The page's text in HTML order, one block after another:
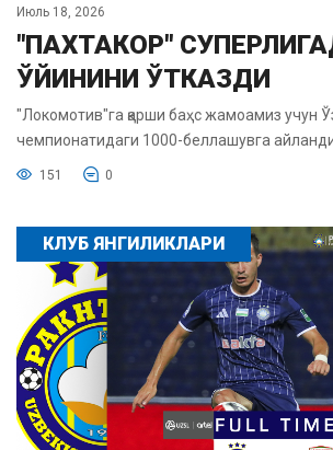
Июль 18, 2026
"ПАХТАКОР"
ЎЙИНИНИ ЎТКАЗДИ
"Локомотив"га қарши баҳс жамоамиз учун
чемпионатидаги 1000-беллашувга
151 0
КЛУБ ЯНГИЛИКЛАРИ